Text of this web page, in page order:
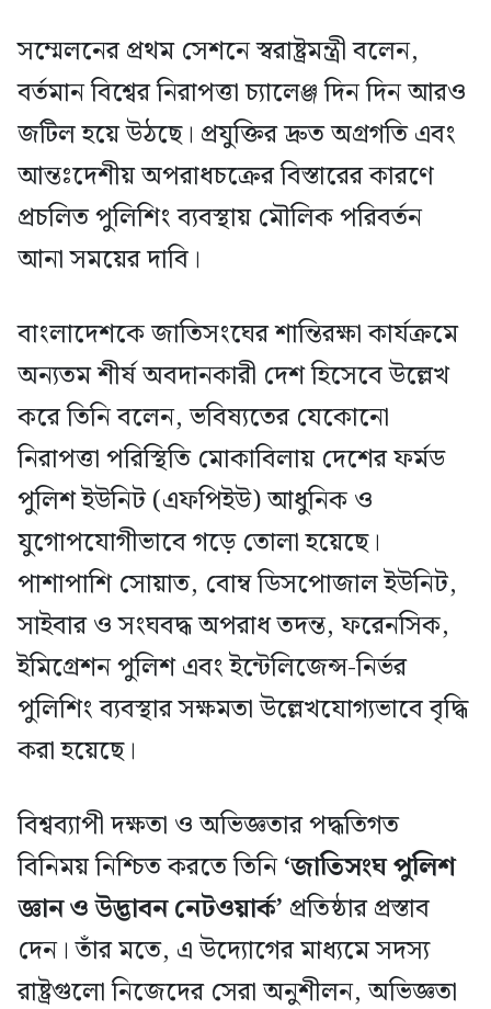
সম্মেলনের প্রথম সেশনে স্বরাষ্ট্রমন্ত্রী বলেন,
বর্তমান বিশ্বের নিরাপত্তা চ্যালেঞ্জ দিন দিন আরও
জটিল হয়ে উঠছে। প্রযুক্তির দ্রুত অগ্রগতি এবং
আন্তঃদেশীয় অপরাধচক্রের বিস্তারের কারণে
প্রচলিত পুলিশিং ব্যবস্থায় মৌলিক পরিবর্তন
আনা সময়ের দাবি।
বাংলাদেশকে জাতিসংঘের শান্তিরক্ষা কার্যক্রমে
অন্যতম শীর্ষ অবদানকারী দেশ হিসেবে উল্লেখ
করে তিনি বলেন, ভবিষ্যতের যেকোনো
নিরাপত্তা পরিস্থিতি মোকাবিলায় দেশের ফর্মড
পুলিশ ইউনিট (এফপিইউ) আধুনিক ও
যুগোপযোগীভাবে গড়ে তোলা হয়েছে।
পাশাপাশি সোয়াত, বোম্ব ডিসপোজাল ইউনিট,
সাইবার ও সংঘবদ্ধ অপরাধ তদন্ত, ফরেনসিক,
ইমিগ্রেশন পুলিশ এবং ইন্টেলিজেন্স-নির্ভর
পুলিশিং ব্যবস্থার সক্ষমতা উল্লেখযোগ্যভাবে বৃদ্ধি
করা হয়েছে।
বিশ্বব্যাপী দক্ষতা ও অভিজ্ঞতার পদ্ধতিগত
বিনিময় নিশ্চিত করতে তিনি‘জাতিসংঘ পুলিশ
জ্ঞান ও উদ্ভাবন নেটওয়ার্ক’ প্রতিষ্ঠার প্রস্তাব
দেন। তাঁর মতে, এ উদ্যোগের মাধ্যমে সদস্য
রাষ্ট্রগুলো নিজেদের সেরা অনুশীলন, অভিজ্ঞতা